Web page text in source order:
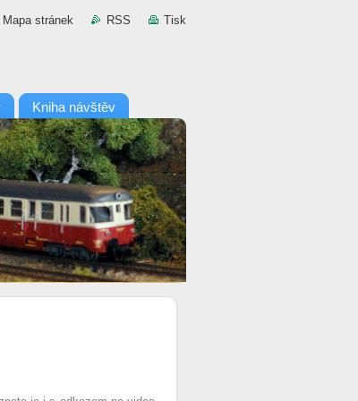
Mapa stránek RSS Tisk
Kniha návštěv